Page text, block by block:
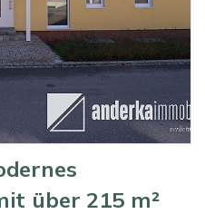
über 215 m²